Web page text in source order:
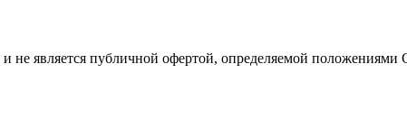
является публичной офертой, определяемой положениями